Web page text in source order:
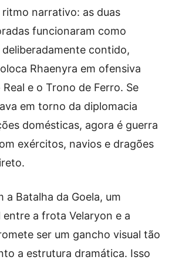
narrativo: as duas
funcionaram como
contido,
Rhaenyra em ofensiva
e o Trono de Ferro. Se
em torno da diplomacia
domésticas, agora é guerra
exércitos, navios e dragões
a Batalha da Goela, um
a frota Velaryon e a
ser um gancho visual tão
a estrutura dramática. Isso